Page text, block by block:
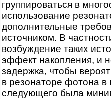
группироваться в
использование
дополнительные
источником. В
возбуждение таких
эффект накопления, и
задержка, чтобы
в резонаторе фотона в
следующего была